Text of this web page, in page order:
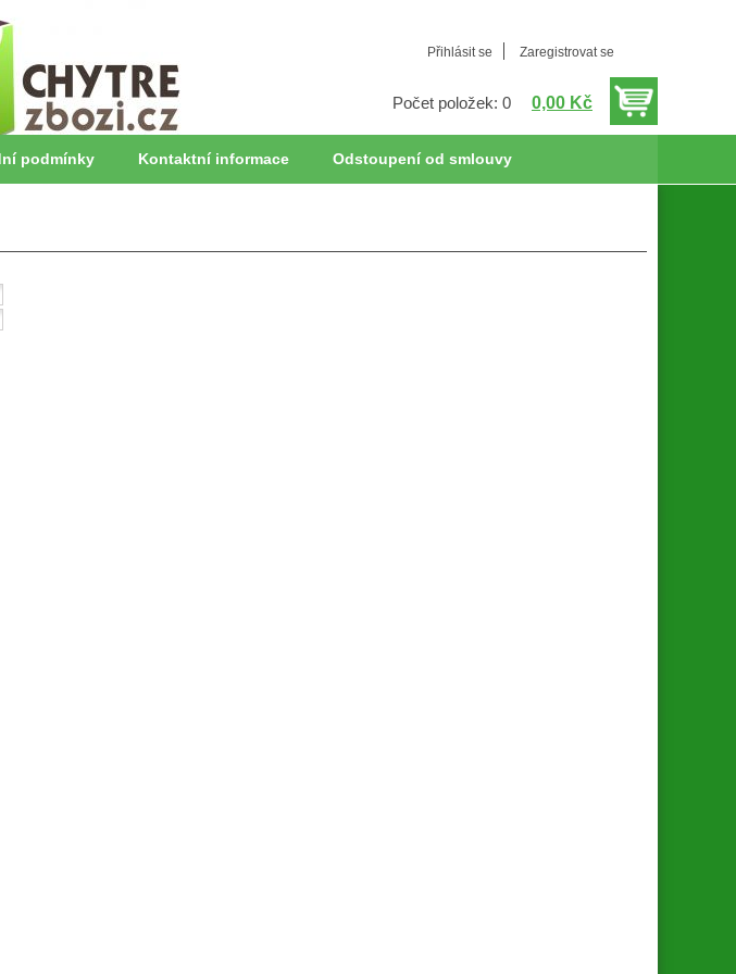
Přihlásit se Zaregistrovat se
Počet položek: 0 0,00 Kč
podmínky Kontaktní informace Odstoupení od smlouvy